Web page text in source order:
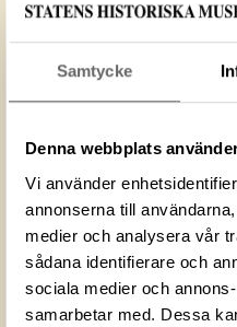
Samtycke
Denna webbplats
Vi använder
annonserna till
medier och analysera vår
sådana identifierare och
sociala medier och
samarbetar med. Dessa
Förmålsbenämning Nål
Föremålsnummer
ID‑nummer
Fotograf
Åhlin,
Fotodatum 2011-
LADDA